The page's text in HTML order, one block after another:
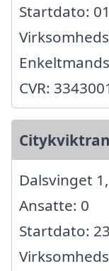
Startdato:
CVR:
Dalsvinget
Ansatte: 0
Startdato: